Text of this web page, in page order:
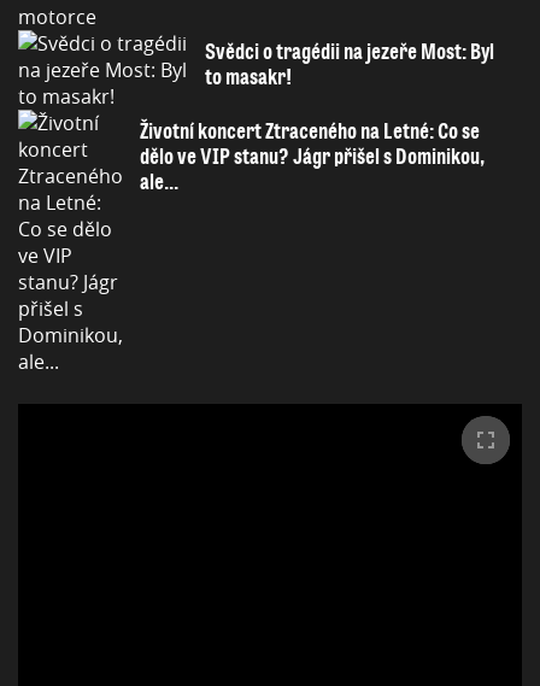
Svědci o tragédii na jezeře Most: Byl
to masakr!
Životní koncert Ztraceného na Letné: Co se
dělo ve VIP stanu? Jágr přišel s Dominikou,
ale...